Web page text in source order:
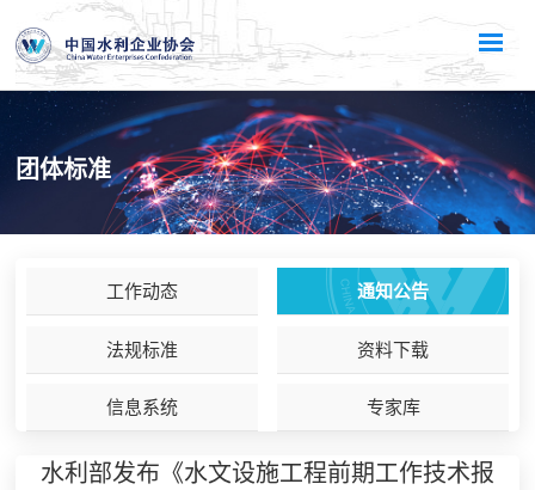
团体标准
工作动态 通知公告
法规标准 资料下载
信息系统 专家库
水利部发布《水文设施工程前期工作技术报